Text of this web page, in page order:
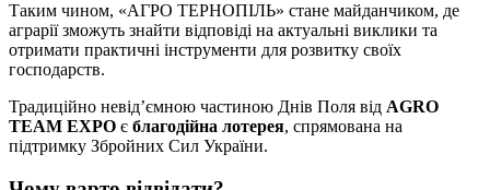
Таким чином, «АГРО ТЕРНОПІЛЬ» стане майданчиком, де
аграрії зможуть знайти відповіді на актуальні виклики та
отримати практичні інструменти для розвитку своїх
господарств.
Традиційно невід’ємною частиною Днів Поля від AGRO
TEAM EXPO є благодійна лотерея, спрямована на
підтримку Збройних Сил України.